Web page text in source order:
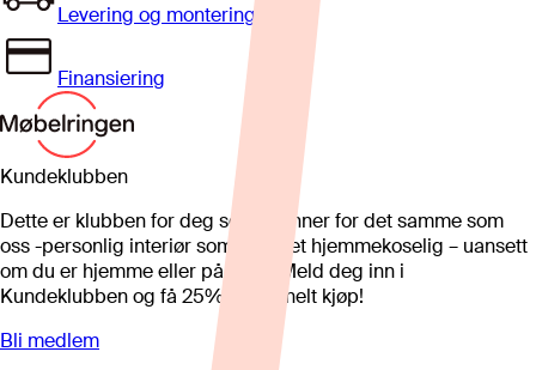
Levering og montering
Finansiering
Kundeklubben
Dette er klubben for deg som brenner for det samme som
oss -personlig interiør som gjør det hjemmekoselig – uansett
om du er hjemme eller på hytta. Meld deg inn i
Kundeklubben og få 25%* på et helt kjøp!
Bli medlem